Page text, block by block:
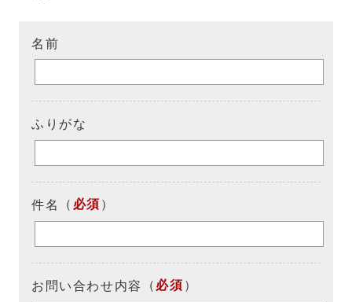
名前
ふりがな
件名 （ 必須 ）
お問い合わせ内容 （ 必須 ）